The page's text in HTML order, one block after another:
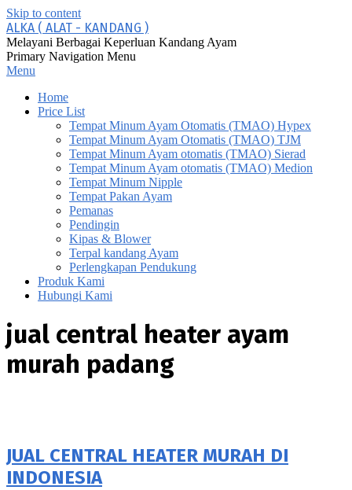
Skip to content
ALKA ( ALAT - KANDANG )
Melayani Berbagai Keperluan Kandang Ayam
Primary Navigation Menu
Menu
Home
Price List
Tempat Minum Ayam Otomatis (TMAO) Hypex
Tempat Minum Ayam Otomatis (TMAO) TJM
Tempat Minum Ayam otomatis (TMAO) Sierad
Tempat Minum Ayam otomatis (TMAO) Medion
Tempat Minum Nipple
Tempat Pakan Ayam
Pemanas
Pendingin
Kipas & Blower
Terpal kandang Ayam
Perlengkapan Pendukung
Produk Kami
Hubungi Kami
jual central heater ayam
murah padang
JUAL CENTRAL HEATER MURAH DI
INDONESIA